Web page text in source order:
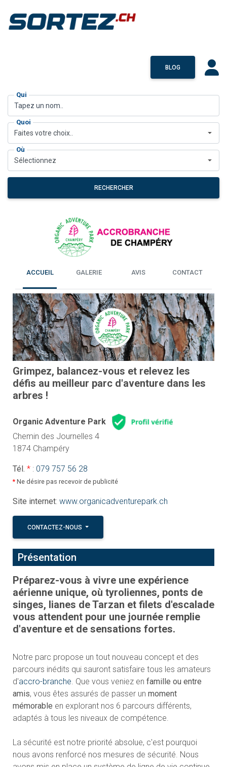
BLOG
Qui
Quoi
Faites votre choix..
Où
Sélectionnez
RECHERCHER
ACCUEIL GALERIE AVIS CONTACT
Previous Next
Grimpez, balancez-vous et relevez les
défis au meilleur parc d'aventure dans les
arbres !
Organic Adventure Park
Chemin des Journelles 4
1874 Champéry
Tél. *: 079 757 56 28
*Ne désire pas recevoir de publicité
Site internet: www.organicadventurepark.ch
CONTACTEZ-NOUS
Présentation
Préparez-vous à vivre une expérience
aérienne unique, où tyroliennes, ponts de
singes, lianes de Tarzan et filets d'escalade
vous attendent pour une journée remplie
d'aventure et de sensations fortes.
Notre parc propose un tout nouveau concept et des
parcours inédits qui sauront satisfaire tous les amateurs
d'accro-branche. Que vous veniez en famille ou entre
amis, vous êtes assurés de passer un moment
mémorable en explorant nos 6 parcours différents,
adaptés à tous les niveaux de compétence.
La sécurité est notre priorité absolue, c'est pourquoi
nous avons renforcé nos mesures de sécurité. Nous